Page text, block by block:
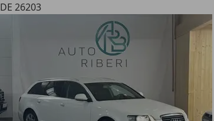
DE 26203